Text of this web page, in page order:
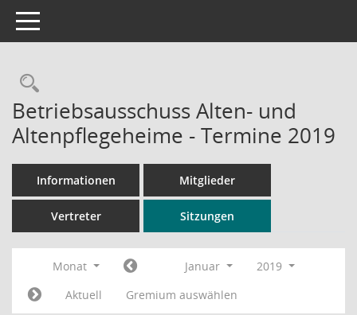
Toggle navigation
Rechercheauswahl
Betriebsausschuss Alten- und
Altenpflegeheime - Termine 2019
Informationen Mitglieder
Vertreter Sitzungen
Monat Januar
2019
Aktuell
Gremium auswählen